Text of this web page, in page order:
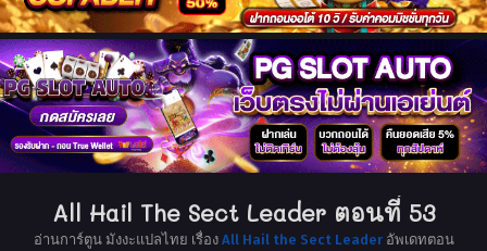
All Hail The Sect Leader ตอนที่ 53
อ่านการ์ตูน มังงะแปลไทย เรื่อง All Hail the Sect Leaderอัพเดทตอน